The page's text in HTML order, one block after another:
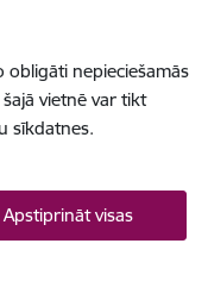
obligāti nepieciešamās
vietnē var tikt
sīkdatnes.
Apstiprināt visas